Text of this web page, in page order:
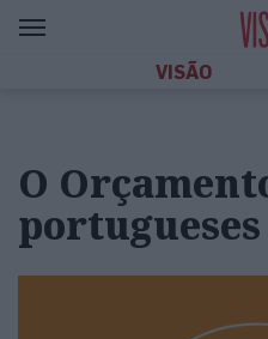
VISÃO
O
portugueses